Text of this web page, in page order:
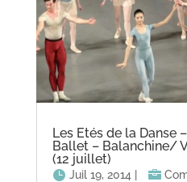
Les Etés de la Danse
Ballet – Balanchine/
(12 juillet)
Juil 19, 2014 |